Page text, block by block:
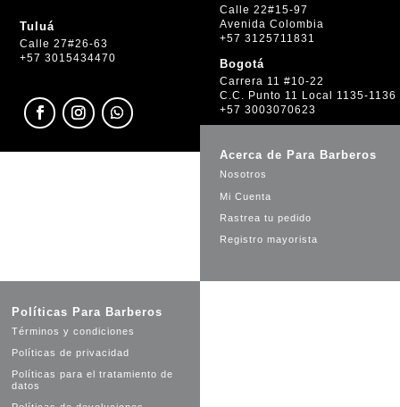
Tuluá
Calle 27#26-63
+57 3015434470
Calle 22#15-97
Avenida Colombia
+57 3125711831
Bogotá
Carrera 11 #10-22
C.C. Punto 11 Local 1135-1136
+57 3003070623
Acerca de Para Barberos
Nosotros
Mi Cuenta
Rastrea tu pedido
Registro mayorista
Políticas Para Barberos
Términos y condiciones
Políticas de privacidad
Políticas para el tratamiento de
datos